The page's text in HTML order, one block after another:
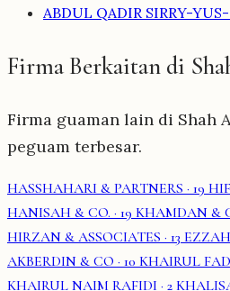
ABDUL QADIR SIRRY-
Firma Berkaitan di
Firma guaman lain di Shah
peguam terbesar.
HASSHAHARI & PARTNERS · 19
HANISAH & CO. · 19 KHAMDAN &
HIRZAN & ASSOCIATES · 13
AKBERDIN & CO · 10 KHAIRUL
KHAIRUL NAIM RAFIDI · 2